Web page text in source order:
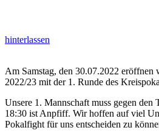
hinterlassen
Am Samstag, den 30.07.2022 eröffnen
2022/23 mit der 1. Runde des
Unsere 1. Mannschaft muss gegen den
18:30 ist Anpfiff. Wir hoffen auf viel
Pokalfight für uns entscheiden zu